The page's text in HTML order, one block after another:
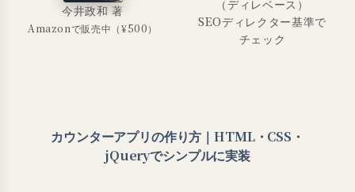
今井政和 著
Amazonで販売中（¥500）
（ディレベース）
SEOディレクター基準で
チェック
カウンターアプリの作り方｜HTML・CSS・
jQueryでシンプルに実装